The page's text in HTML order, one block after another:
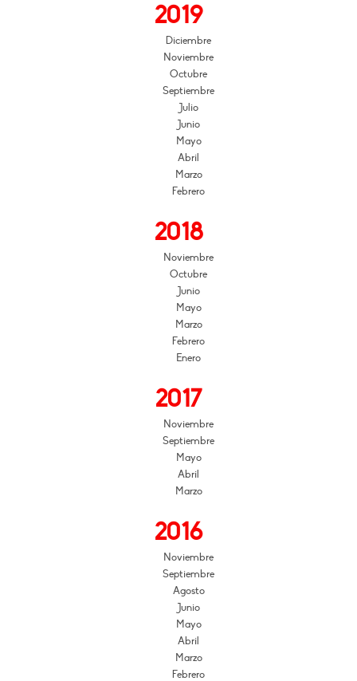
2019
Diciembre
Noviembre
Octubre
Septiembre
Julio
Junio
Mayo
Abril
Marzo
Febrero
2018
Noviembre
Octubre
Junio
Mayo
Marzo
Febrero
Enero
2017
Noviembre
Septiembre
Mayo
Abril
Marzo
2016
Noviembre
Septiembre
Agosto
Junio
Mayo
Abril
Marzo
Febrero